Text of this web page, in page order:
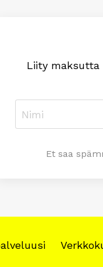
Liity maksutta
Et saa